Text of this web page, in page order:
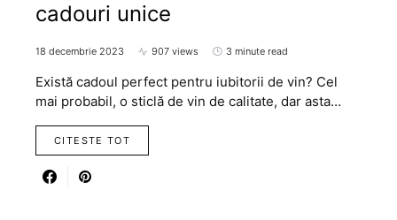
cadouri unice
18 decembrie 2023 907 views 3 minute read
Există cadoul perfect pentru iubitorii de vin? Cel
mai probabil, o sticlă de vin de calitate, dar asta…
CITESTE TOT